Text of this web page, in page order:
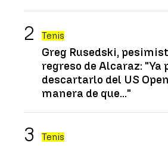
Tenis
Greg Rusedski,
regreso de Alcaraz: "Ya
descartarlo del US
manera de que..."
Tenis